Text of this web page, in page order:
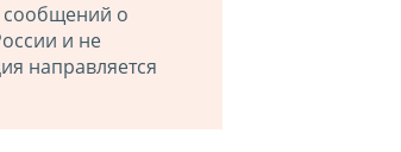
сообщений о
и не
направляется